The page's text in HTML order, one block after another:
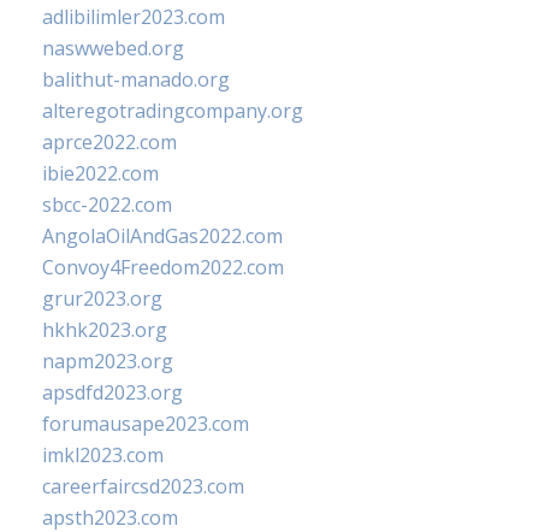
adlibilimler2023.com
naswwebed.org
balithut-manado.org
alteregotradingcompany.org
aprce2022.com
ibie2022.com
sbcc-2022.com
AngolaOilAndGas2022.com
Convoy4Freedom2022.com
grur2023.org
hkhk2023.org
napm2023.org
apsdfd2023.org
forumausape2023.com
imkl2023.com
careerfaircsd2023.com
apsth2023.com